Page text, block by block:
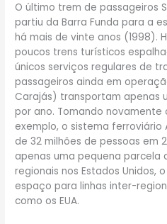
O último trem de passageiros
partiu da Barra Funda para a
há mais de vinte anos (1998).
poucos trens turísticos
únicos serviços regulares de
passageiros ainda em
Carajás) transportam apenas
por ano. Tomando novamente
exemplo, o sistema
de 32 milhões de pessoas em
apenas uma pequena parcela
regionais nos Estados Unidos,
espaço para linhas inter-
como os EUA.